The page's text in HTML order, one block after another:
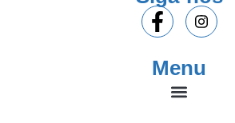
Menu